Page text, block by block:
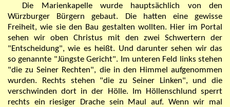
Die Marienkapelle wurde hauptsächlich von den
Würzburger Bürgern gebaut. Die hatten eine gewisse
Freiheit, wie sie den Bau gestalten wollten. Hier im Portal
sehen wir oben Christus mit den zwei Schwertern der
"Entscheidung", wie es heißt. Und darunter sehen wir das
so genannte "Jüngste Gericht". Im unteren Feld links stehen
"die zu Seiner Rechten", die in den Himmel aufgenommen
wurden. Rechts stehen "die zu Seiner Linken", und die
verschwindendort in der Hölle. Im Höllenschlund sperrt
rechts ein riesiger Drache sein Maul auf. Wenn wir mal